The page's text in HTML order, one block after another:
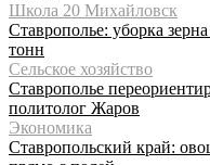
Школа 20 Михайловск
Ставрополье: уборка
тонн
Сельское хозяйство
Ставрополье
политолог Жаров
Экономика
Ставропольский край: